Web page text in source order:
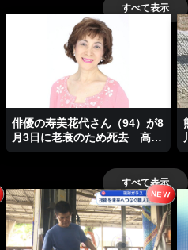
すべて表示
俳優の寿美花代さん（94）が8
月3日に老衰のため死去 高嶋
政宏さん・政伸さんの母
すべて表示
NEW